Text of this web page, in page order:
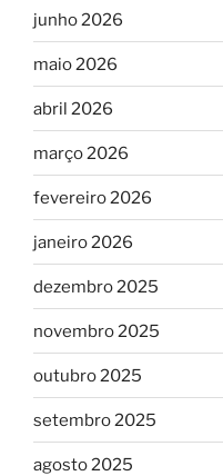
junho 2026
maio 2026
abril 2026
março 2026
fevereiro 2026
janeiro 2026
dezembro 2025
novembro 2025
outubro 2025
setembro 2025
agosto 2025